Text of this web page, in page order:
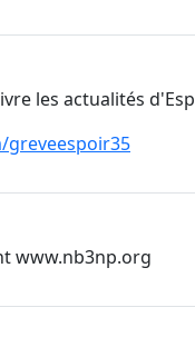
les actualités
www.nb3np.org